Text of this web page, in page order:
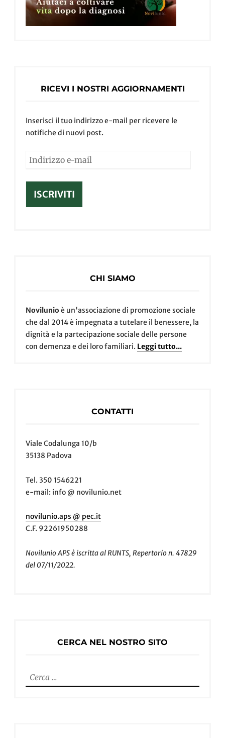
RICEVI I NOSTRI AGGIORNAMENTI
Inserisci il tuo indirizzo e-mail per ricevere le
notifiche di nuovi post.
ISCRIVITI
CHI SIAMO
Novilunio è un'associazione di promozione sociale
che dal 2014 è impegnata a tutelare il benessere, la
dignità e la partecipazione sociale delle persone
con demenza e dei loro familiari. Leggi tutto...
CONTATTI
Viale Codalunga 10/b
35138 Padova
Tel. 350 1546221
e-mail: info @ novilunio.net
novilunio.aps @ pec.it
C.F. 92261950288
Novilunio APS è iscritta al RUNTS, Repertorio n. 47829
del 07/11/2022.
CERCA NEL NOSTRO SITO